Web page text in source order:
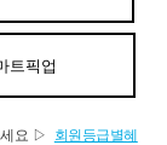
트픽업
세요 ▷
회원등급별혜